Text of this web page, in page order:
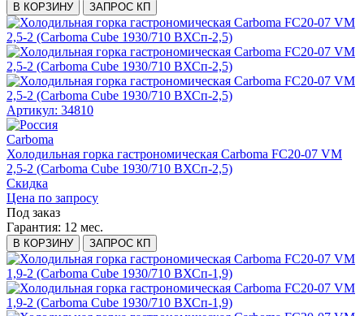
В КОРЗИНУ ЗАПРОС КП
Артикул: 34810
Carboma
Холодильная горка гастрономическая Carboma FC20-07 VM
2,5-2 (Carboma Cube 1930/710 ВХСп-2,5)
Скидка
Цена по запросу
Под заказ
Гарантия: 12 мес.
В КОРЗИНУ ЗАПРОС КП